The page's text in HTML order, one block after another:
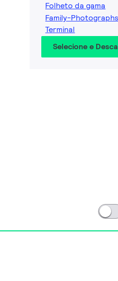
Folheto da gama
Family-
Terminal
Selecione e